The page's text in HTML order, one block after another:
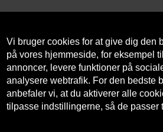
Vi bruger cookies for at give dig den
på vores hjemmeside, for eksempel
annoncer, levere funktioner på
analysere webtrafik. For den bedste
anbefaler vi, at du aktiverer alle
tilpasse indstillingerne, så de passer
Bæredygtighed
Kontakt
os
hjælp